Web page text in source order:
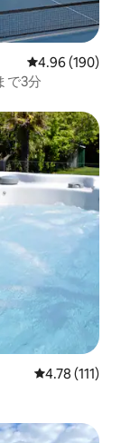
レビュー190
4.96 (190)
で3分
レビュー111
4.78 (111)